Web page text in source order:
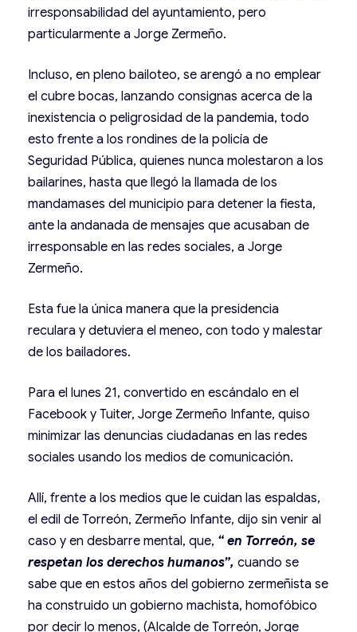
irresponsabilidad del ayuntamiento, pero
particularmente a Jorge Zermeño.
Incluso, en pleno bailoteo, se arengó a no emplear
el cubre bocas, lanzando consignas acerca de la
inexistencia o peligrosidad de la pandemia, todo
esto frente a los rondines de la policía de
Seguridad Pública, quienes nunca molestaron a los
bailarines, hasta que llegó la llamada de los
mandamases del municipio para detener la fiesta,
ante la andanada de mensajes que acusaban de
irresponsable en las redes sociales, a Jorge
Zermeño.
Esta fue la única manera que la presidencia
reculara y detuviera el meneo, con todo y malestar
de los bailadores.
Para el lunes 21, convertido en escándalo en el
Facebook y Tuiter, Jorge Zermeño Infante, quiso
minimizar las denuncias ciudadanas en las redes
sociales usando los medios de comunicación.
Allí, frente a los medios que le cuidan las espaldas,
el edil de Torreón, Zermeño Infante, dijo sin venir al
caso y en desbarre mental, que, “ en Torreón, se
respetan los derechos humanos”, cuando se
sabe que en estos años del gobierno zermeñista se
ha construido un gobierno machista, homofóbico
por decir lo menos, (Alcalde de Torreón, Jorge